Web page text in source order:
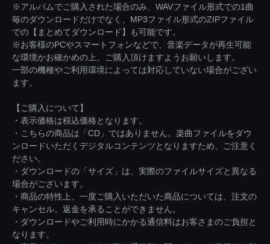
※アルバムでご購入された場合のみ、WAVファイル形式での1曲
毎のダウンロードだけでなく、MP3ファイル形式のZIPファイル
での【まとめてダウンロード】も可能です。
※お客様のPCやスマートフォンなどで、音楽データが再生可能
な環境かお確かめの上、ご購入頂けますようお願いします。
一部の機種やご利用環境によっては対応していない場合がござい
ます。
【ご購入について】
・表示価格は税込価格となります。
・こちらの商品は「CD」ではありません。楽曲ファイルをダウ
ンロードいただくデジタルコンテンツとなりますため、ご注意く
ださい。
・ダウンロードの「サイズ」は、実際のファイルサイズと異なる
場合がございます。
・商品の特性上、一度ご購入いただいた商品については、注文の
キャンセル、返金を承ることができません。
・ダウンロードやご利用時にかかる通信料はお客さまのご負担と
なります。